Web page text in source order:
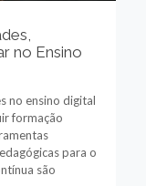
no Ensino
no ensino digital
formação
para o
são